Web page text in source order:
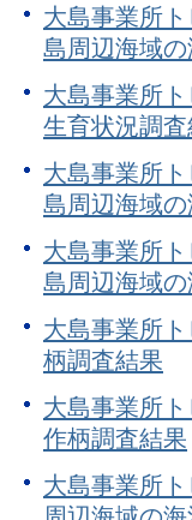
大島事業所
島周辺海域
大島事業所
生育状況調
大島事業所
島周辺海域
大島事業所
島周辺海域
大島事業所
柄調査結果
大島事業所
作柄調査結果
大島事業所